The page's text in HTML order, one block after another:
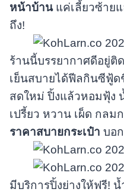
หน้าบ้านแค่เลี้ยวซ้ายแ
ถึง!
ร้านนี้บรรยากาศดีอยู่ติ
เย็นสบายได้ฟีลกินซีฟู้ด
สดใหม่ ปิ้งแล้วหอมฟุ้ง
เปรี้ยว หวาน เผ็ด กล
ราคาสบายกระเป๋า บอ
มีบริการปิ้งย่างให้ฟรี!